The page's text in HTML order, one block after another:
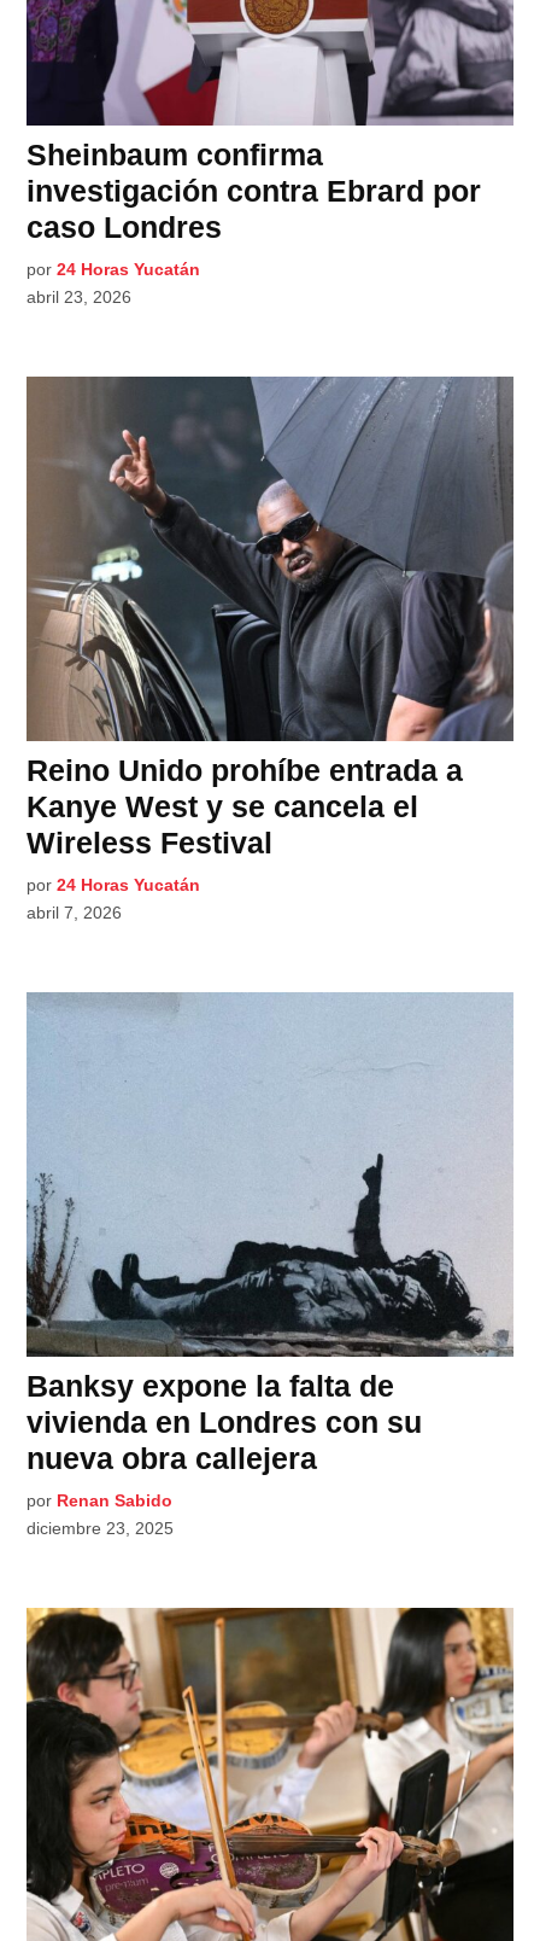
Sheinbaum confirma
investigación contra Ebrard por
caso Londres
por 24 Horas Yucatán
abril 23, 2026
Reino Unido prohíbe entrada a
Kanye West y se cancela el
Wireless Festival
por 24 Horas Yucatán
abril 7, 2026
Banksy expone la falta de
vivienda en Londres con su
nueva obra callejera
por Renan Sabido
diciembre 23, 2025